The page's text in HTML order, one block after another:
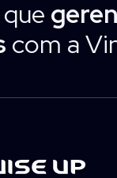
com a